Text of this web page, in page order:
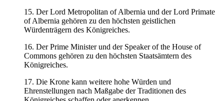
15. Der Lord Metropolitan of Albernia und der Lord Primate
of Albernia gehören zu den höchsten geistlichen
Würdenträgern des Königreiches.
16. Der Prime Minister und der Speaker of the House of
Commons gehören zu den höchsten Staatsämtern des
Königreiches.
17. Die Krone kann weitere hohe Würden und
Ehrenstellungen nach Maßgabe der Traditionen des